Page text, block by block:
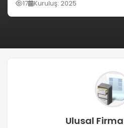
17 Kuruluş: 2025
Ulusal